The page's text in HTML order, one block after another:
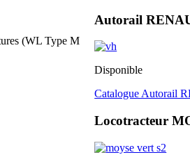
(WL Type M
Autorail
Disponible
Catalogue Autorail
Locotracteur